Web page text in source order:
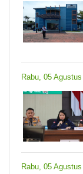
Rabu, 05
Rabu, 05